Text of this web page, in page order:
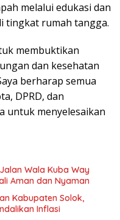
melalui edukasi dan
tingkat rumah tangga.
membuktikan
dan kesehatan
berharap semua
DPRD, dan
untuk menyelesaikan
Wala Kuba Way
Aman dan Nyaman
Kabupaten Solok,
Inflasi